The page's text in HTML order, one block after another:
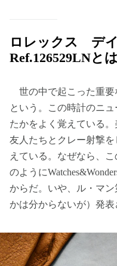
ロレックス デ
Ref.126529LNと
世の中で起こった重要
という。この時計のニ
たかをよく覚えている
友人たちとクレー射撃
えている。なぜなら、
のように
からだ。いや、ル・マン
かは分からないが）発表